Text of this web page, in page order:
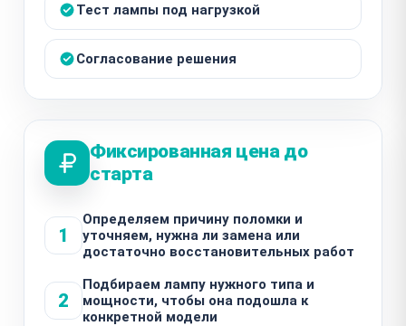
Тест лампы под нагрузкой
Согласование решения
Фиксированная цена до
старта
1
Определяем причину поломки и
уточняем, нужна ли замена или
достаточно восстановительных работ
2
Подбираем лампу нужного типа и
мощности, чтобы она подошла к
конкретной модели